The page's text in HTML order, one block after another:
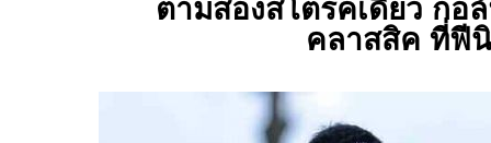
ตามสองสโตรคเดียว กอ
คลาสสิค ที่ฟี